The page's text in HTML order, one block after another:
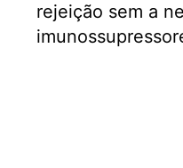
rejeição sem a